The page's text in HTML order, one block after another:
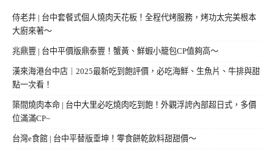
侍老井 | 台中套餐式個人燒肉天花板！全程代烤服務，烤功太完美根本
大廚來著～
兆鼎豐 | 台中平價版鼎泰豐！蟹黃、鮮蝦小籠包CP值夠高～
漢來海港台中店｜2025最新吃到飽評價，必吃海鮮、生魚片、牛排與甜
點一次看！
築間燒肉本命 | 台中大里必吃燒肉吃到飽！外觀浮誇內部超日式，多價
位滿滿CP~
台灣e食館 | 台中平替版垂坤！零食餅乾飲料甜甜價～